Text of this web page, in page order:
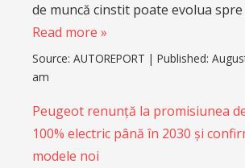
de muncă cinstit poate evolua
Read more »
Source: AUTOREPORT | Published:
am
Peugeot renunță la promisiunea
100% electric până în 2030 și
modele noi